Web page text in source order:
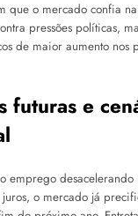
que o mercado confia
pressões políticas,
de maior aumento nos
futuras e
emprego desacelerando
o mercado já